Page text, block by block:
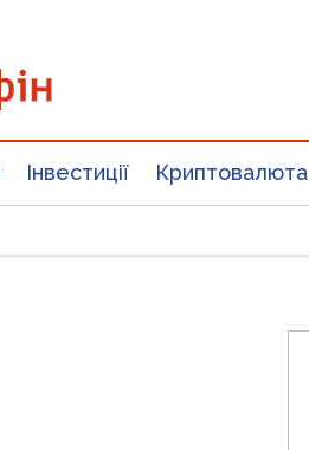
Інвестиції Криптовалюта